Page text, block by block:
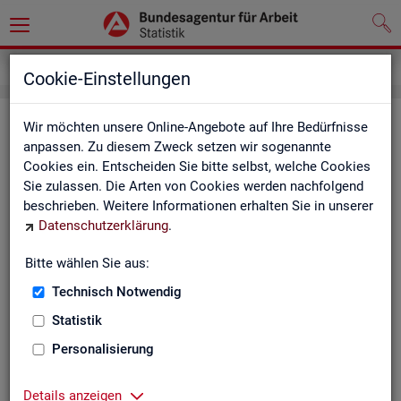
Cookie-Einstellungen
Wir möchten unsere Online-Angebote auf Ihre Bedürfnisse
anpassen. Zu diesem Zweck setzen wir sogenannte
Cookies ein. Entscheiden Sie bitte selbst, welche Cookies
Sie zulassen. Die Arten von Cookies werden nachfolgend
beschrieben. Weitere Informationen erhalten Sie in unserer
Datenschutzerklärung.
Bitte wählen Sie aus:
Technisch Notwendig
Statistik
Personalisierung
Details anzeigen
Kon­takt
Nut­zen Sie die Mög­lich­keit mit uns in Kon­takt zu tre­ten!
Sie haben Fra­gen zum An­ge­bot?
Sie be­nö­ti­gen auf Ihre Fra­ge­stel­lung zu­ge­schnit­te­ne Son­der­
Ihr Sta­tis­tik-Ser­vice hilft Ihnen wei­ter!
Zen­tra­ler Sta­tis­tik-Ser­vice